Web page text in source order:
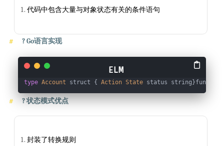
代码中包含大量与对象状态有关的条件语句
?Go语言实现
type Account struct { Action State status string}func
?状态模式优点
封装了转换规则